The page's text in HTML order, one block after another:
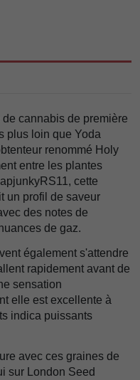
cannabis de première
plus loin que Yoda
renommé Holy
entre les plantes
cette
un profil de saveur
des notes de
de gaz.
également s'attendre
rapidement avant de
sensation
elle est excellente à
indica puissants
avec ces graines de
sur London Seed